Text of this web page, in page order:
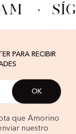
·
PARA RECIBIR
que Amorino
nuestro